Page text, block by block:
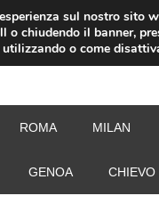
ROMA MILAN
GENOA CHIEVO
sul nostro sito
o chiudendo il banner,
o come